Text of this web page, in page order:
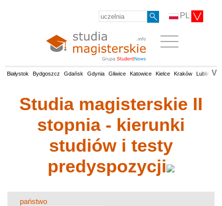
PL
Białystok Bydgoszcz Gdańsk Gdynia Gliwice Katowice Kielce Kraków Lublin V
Studia magisterskie II
stopnia - kierunki
studiów i testy
predyspozycji
państwo